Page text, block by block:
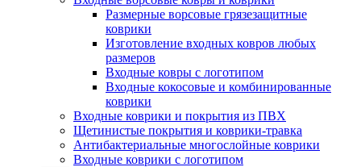
Размерные ворсовые грязезащитные
коврики
Изготовление входных ковров любых
размеров
Входные ковры с логотипом
Входные кокосовые и комбинированные
коврики
Входные коврики и покрытия из ПВХ
Щетинистые покрытия и коврики-травка
Антибактериальные многослойные коврики
Входные коврики с логотипом